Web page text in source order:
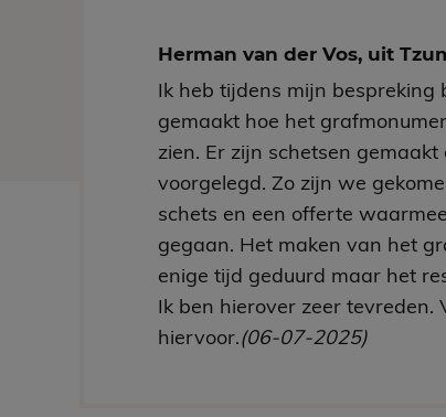
Herman van der Vos, uit
Ik heb tijdens mijn bespreking
gemaakt hoe het
zien. Er zijn schetsen
voorgelegd. Zo zijn we
schets en een offerte
gegaan. Het maken van het
enige tijd geduurd maar het
Ik ben hierover zeer tevreden.
hiervoor.(06-07-2025)